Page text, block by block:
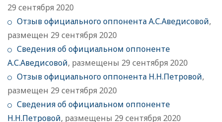
29 сентября 2020
Отзыв официального оппонента А.С.Аведисовой,
размещен 29 сентября 2020
Сведения об официальном оппоненте
А.С.Аведисовой, размещены 29 сентября 2020
Отзыв официального оппонента Н.Н.Петровой,
размещен 29 сентября 2020
Сведения об официальном оппоненте
Н.Н.Петровой, размещены 29 сентября 2020